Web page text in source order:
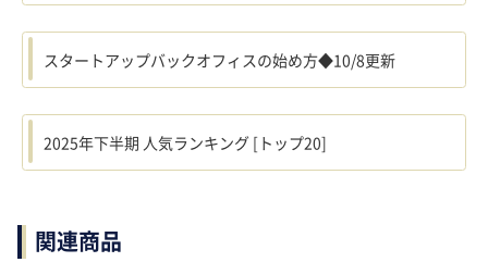
スタートアップバックオフィスの始め方◆10/8更新
2025年下半期 人気ランキング [トップ20]
関連商品